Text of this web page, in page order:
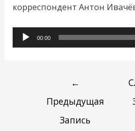
корреспондент Антон
Аудиоплеер
00:00
←
Предыдущая
Запись